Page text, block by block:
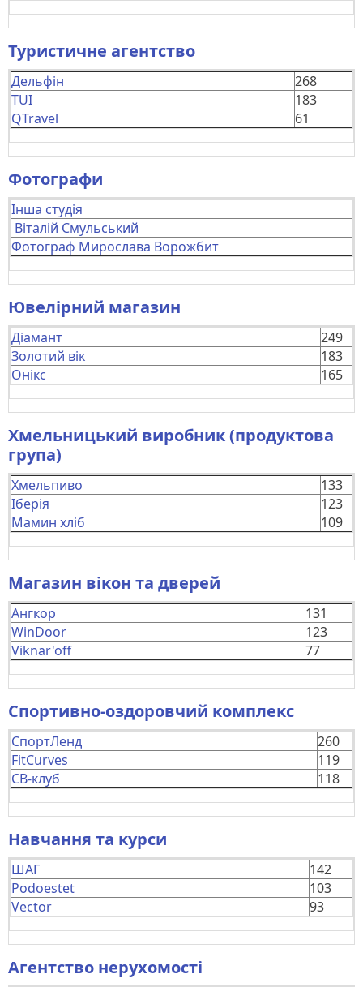
Туристичне агентство
Дельфін
268
TUI
183
QTravel
61
Фотографи
Інша студія
Віталій Смульський
Фотограф Мирослава Ворожбит
Ювелірний магазин
Діамант
249
Золотий вік
183
Онікс
165
Хмельницький виробник (продуктова
група)
Хмельпиво
133
Іберія
123
Мамин хліб
109
Магазин вікон та дверей
Ангкор
131
WinDoor
123
Viknar'off
77
Спортивно-оздоровчий комплекс
СпортЛенд
260
FitCurves
119
СВ-клуб
118
Навчання та курси
ШАГ
142
Podoestet
103
Vector
93
Агентство нерухомості